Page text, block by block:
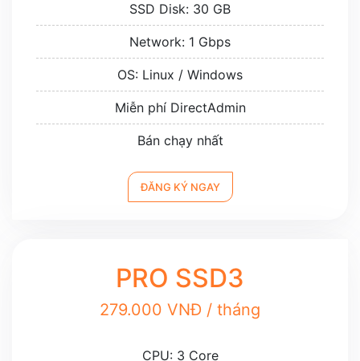
SSD Disk: 30 GB
Network: 1 Gbps
OS: Linux / Windows
Miễn phí DirectAdmin
Bán chạy nhất
ĐĂNG KÝ NGAY
PRO SSD3
279.000 VNĐ / tháng
CPU: 3 Core